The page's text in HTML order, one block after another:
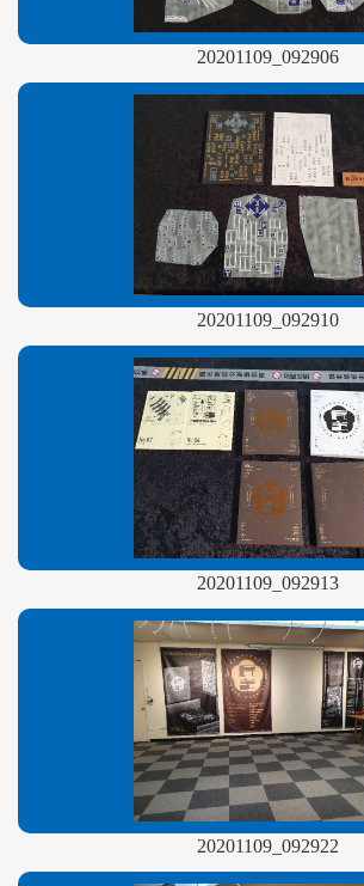
20201109_092906
20201109_092910
20201109_092913
20201109_092922